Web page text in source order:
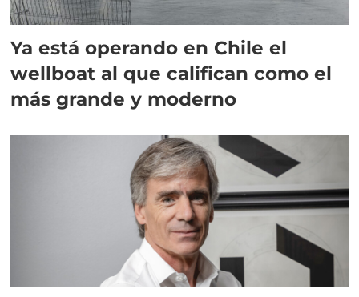
Ya está operando en Chile el
wellboat al que califican como el
más grande y moderno